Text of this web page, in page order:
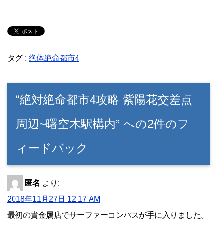
タグ : 絶体絶命都市4
“絶対絶命都市4攻略 紫陽花交差点
周辺~曙空木駅構内” への2件のフ
ィードバック
匿名 より:
2018年11月27日 12:17 AM
最初の貴金属店でサーファーコンパスが手に入りました。